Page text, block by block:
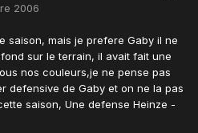
2006
saison, mais je prefere Gaby il ne
sur le terrain, il avait fait une
nos couleurs,je ne pense pas
defensive de Gaby et on ne la pas
saison, Une defense Heinze -